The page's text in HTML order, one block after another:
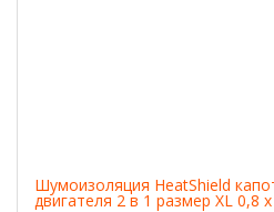
Шумоизоляция HeatShield
двигателя 2 в 1 размер ХL 0,8